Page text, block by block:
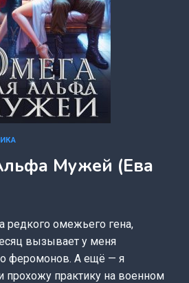
Мужей (Ева
редкого омежьего гена,
вызывает у меня
феромонов. А ещё — я
прохожу практику на военном